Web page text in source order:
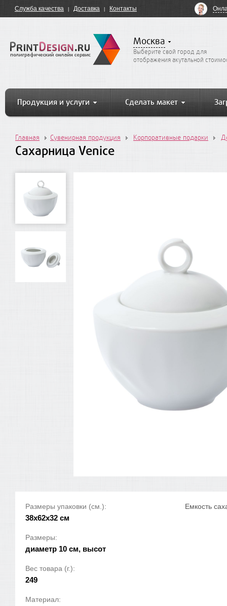
Служба качества Доставка Контакты
Москва
Выберите свой город для
отображения акутальной
Продукция и услуги Сделать макет
Главная Сувенирная продукция Корпоративные подарки
Сахарница Venice
Размеры упаковки (см.):
38x62x32 см
Размеры:
диаметр 10 см, высот
Вес товара (г.):
249
Материал:
Емкость